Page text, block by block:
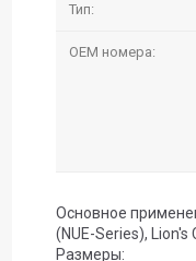
Тип:
OEM номера:
Основное
(NUE-Series), Lion's
Размеры: